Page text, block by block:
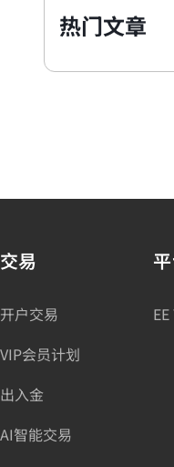
热门文章
交易
开户交易
VIP会员计划
出入金
AI智能交易